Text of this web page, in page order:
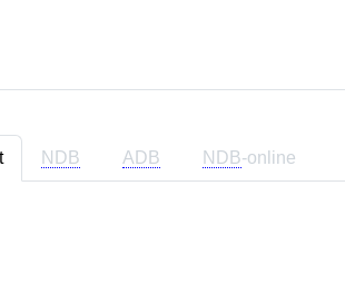
NDB ADB NDB-online